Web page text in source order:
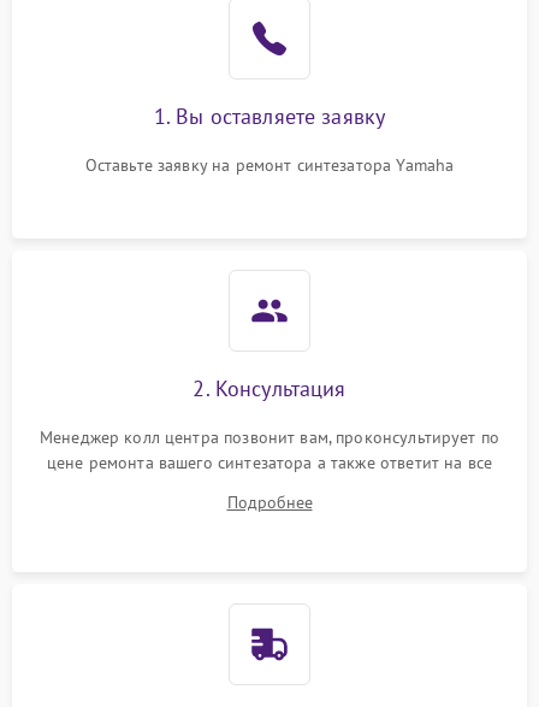
1. Вы оставляете заявку
Оставьте заявку на ремонт синтезатора Yamaha
2. Консультация
Менеджер колл центра позвонит вам, проконсультирует по
цене ремонта вашего синтезатора а также ответит на все
Подробнее